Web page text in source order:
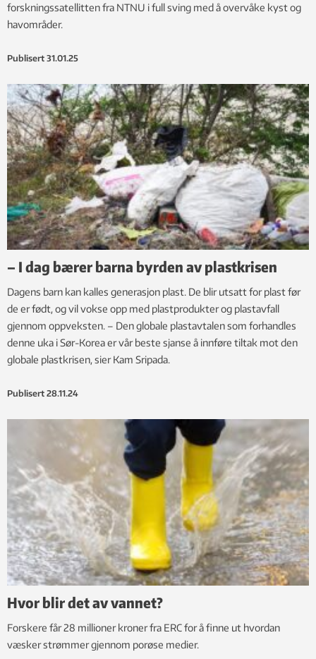
forskningssatellitten fra NTNU i full sving med å overvåke kyst og
havområder.
Publisert 31.01.25
– I dag bærer barna byrden av plastkrisen
Dagens barn kan kalles generasjon plast. De blir utsatt for plast før
de er født, og vil vokse opp med plastprodukter og plastavfall
gjennom oppveksten. – Den globale plastavtalen som forhandles
denne uka i Sør-Korea er vår beste sjanse å innføre tiltak mot den
globale plastkrisen, sier Kam Sripada.
Publisert 28.11.24
Hvor blir det av vannet?
Forskere får 28 millioner kroner fra ERC for å finne ut hvordan
væsker strømmer gjennom porøse medier.